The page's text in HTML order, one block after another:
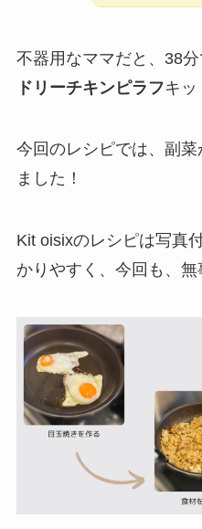
不器用なママだと、38
ドリーチキンピラフキッ
今回のレシピでは、副
ました！
Kit oisixのレシピは写真
かりやすく、今回も、無